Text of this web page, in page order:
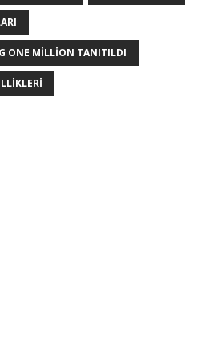
ONE MILLION TANITILDI